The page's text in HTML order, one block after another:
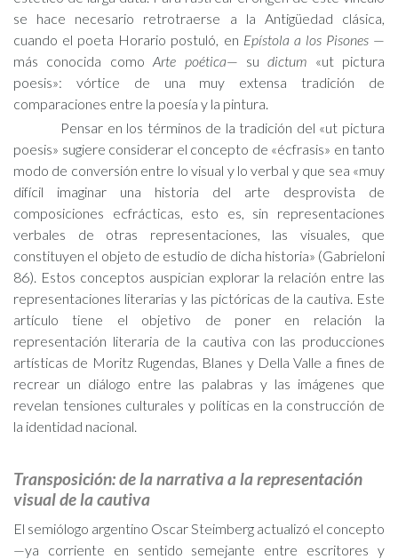
se hace necesario retrotraerse a la Antigüedad clásica,
cuando el poeta Horario postuló, en Epístola a los Pisones—
más conocida comoArte poética— sudictum «ut pictura
poesis»: vórtice de una muy extensa tradición de
comparaciones entre la poesía y la pintura.
Pensar en los términos de la tradición del «ut pictura
poesis» sugiere considerar el concepto de «écfrasis» en tanto
modo de conversión entre lo visual y lo verbal y que sea «muy
difícil imaginar una historia del arte desprovista de
composiciones ecfrácticas, esto es, sin representaciones
verbales de otras representaciones, las visuales, que
constituyen el objeto de estudio de dicha historia» (Gabrieloni
86). Estos conceptos auspician explorar la relación entre las
representaciones literarias y las pictóricas de la cautiva. Este
artículo tiene el objetivo de poner en relación la
representación literaria de la cautiva con las producciones
artísticas de Moritz Rugendas, Blanes y Della Valle a fines de
recrear un diálogo entre las palabras y las imágenes que
revelan tensiones culturales y políticas en la construcción de
la identidad nacional.
Transposición: de la narrativa a la representación
visual de la cautiva
El semiólogo argentino Oscar Steimberg actualizó el concepto
—ya corriente en sentido semejante entre escritores y